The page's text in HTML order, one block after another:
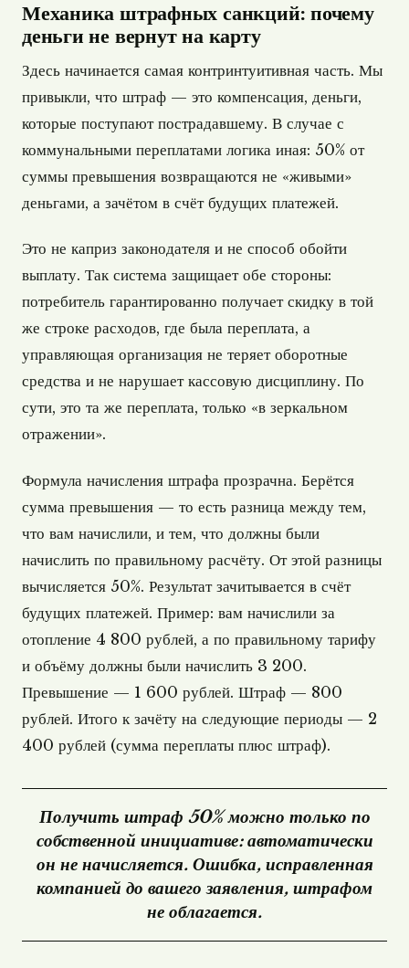
Механика штрафных санкций: почему
деньги не вернут на карту
Здесь начинается самая контринтуитивная часть. Мы
привыкли, что штраф — это компенсация, деньги,
которые поступают пострадавшему. В случае с
коммунальными переплатами логика иная: 50% от
суммы превышения возвращаются не «живыми»
деньгами, а зачётом в счёт будущих платежей.
Это не каприз законодателя и не способ обойти
выплату. Так система защищает обе стороны:
потребитель гарантированно получает скидку в той
же строке расходов, где была переплата, а
управляющая организация не теряет оборотные
средства и не нарушает кассовую дисциплину. По
сути, это та же переплата, только «в зеркальном
отражении».
Формула начисления штрафа прозрачна. Берётся
сумма превышения — то есть разница между тем,
что вам начислили, и тем, что должны были
начислить по правильному расчёту. От этой разницы
вычисляется 50%. Результат зачитывается в счёт
будущих платежей. Пример: вам начислили за
отопление 4 800 рублей, а по правильному тарифу
и объёму должны были начислить 3 200.
Превышение — 1 600 рублей. Штраф — 800
рублей. Итого к зачёту на следующие периоды — 2
400 рублей (сумма переплаты плюс штраф).
Получить штраф 50% можно только по
собственной инициативе: автоматически
он не начисляется. Ошибка, исправленная
компанией до вашего заявления, штрафом
не облагается.